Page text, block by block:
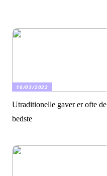
10/03/2022
Utraditionelle gaver er ofte de
bedste